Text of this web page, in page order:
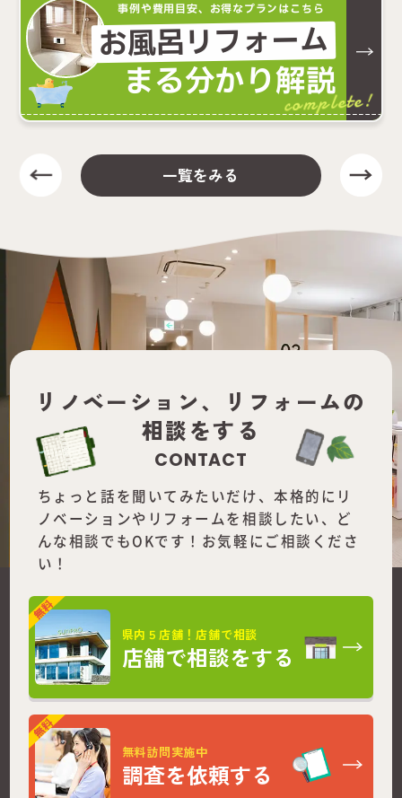
事例や費用目安、お得なプランはこちら
お風呂リフォーム
まる分かり解説
complete!
一覧をみる
リノベーション、
リフォームの
相談をする
CONTACT
ちょっと話を聞いてみたいだけ、本格的にリ
ノベーションやリフォームを相談したい、ど
んな相談でもOKです！お気軽にご相談くださ
い！
県内５店舗！店舗で相談
店舗で相談をする
無料訪問実施中
調査を依頼する